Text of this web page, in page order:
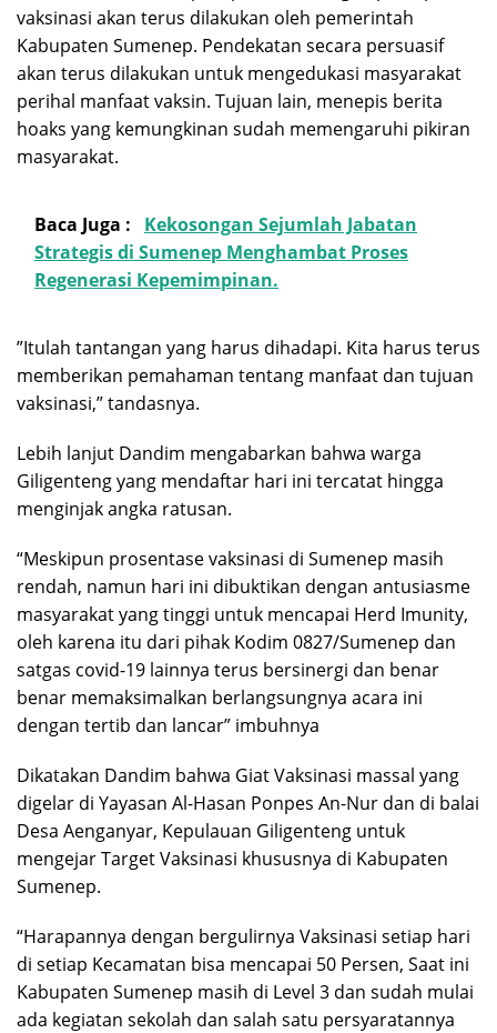
vaksinasi akan terus dilakukan oleh pemerintah
Kabupaten Sumenep. Pendekatan secara persuasif
akan terus dilakukan untuk mengedukasi masyarakat
perihal manfaat vaksin. Tujuan lain, menepis berita
hoaks yang kemungkinan sudah memengaruhi pikiran
masyarakat.
Baca Juga :
Kekosongan Sejumlah Jabatan
Strategis di Sumenep Menghambat Proses
Regenerasi Kepemimpinan.
”Itulah tantangan yang harus dihadapi. Kita harus terus
memberikan pemahaman tentang manfaat dan tujuan
vaksinasi,” tandasnya.
Lebih lanjut Dandim mengabarkan bahwa warga
Giligenteng yang mendaftar hari ini tercatat hingga
menginjak angka ratusan.
“Meskipun prosentase vaksinasi di Sumenep masih
rendah, namun hari ini dibuktikan dengan antusiasme
masyarakat yang tinggi untuk mencapai Herd Imunity,
oleh karena itu dari pihak Kodim 0827/Sumenep dan
satgas covid-19 lainnya terus bersinergi dan benar
benar memaksimalkan berlangsungnya acara ini
dengan tertib dan lancar” imbuhnya
Dikatakan Dandim bahwa Giat Vaksinasi massal yang
digelar di Yayasan Al-Hasan Ponpes An-Nur dan di balai
Desa Aenganyar, Kepulauan Giligenteng untuk
mengejar Target Vaksinasi khususnya di Kabupaten
Sumenep.
“Harapannya dengan bergulirnya Vaksinasi setiap hari
di setiap Kecamatan bisa mencapai 50 Persen, Saat ini
Kabupaten Sumenep masih di Level 3 dan sudah mulai
ada kegiatan sekolah dan salah satu persyaratannya